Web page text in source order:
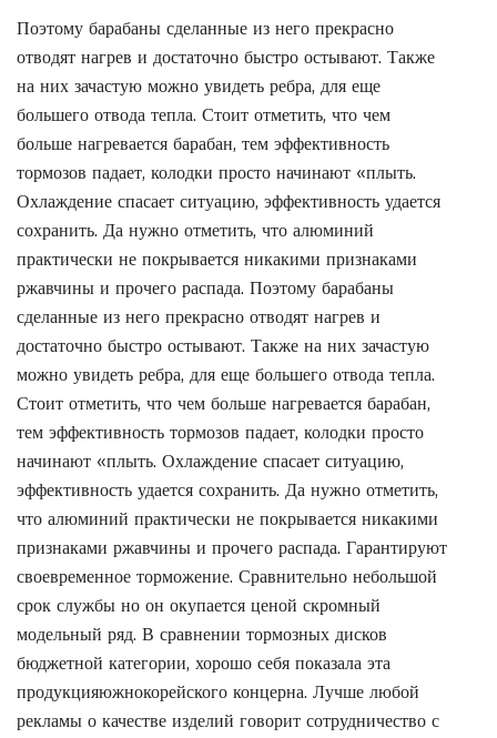
Поэтому барабаны сделанные из него прекрасно
отводят нагрев и достаточно быстро остывают. Также
на них зачастую можно увидеть ребра, для еще
большего отвода тепла. Стоит отметить, что чем
больше нагревается барабан, тем эффективность
тормозов падает, колодки просто начинают «плыть.
Охлаждение спасает ситуацию, эффективность удается
сохранить. Да нужно отметить, что алюминий
практически не покрывается никакими признаками
ржавчины и прочего распада. Поэтому барабаны
сделанные из него прекрасно отводят нагрев и
достаточно быстро остывают. Также на них зачастую
можно увидеть ребра, для еще большего отвода тепла.
Стоит отметить, что чем больше нагревается барабан,
тем эффективность тормозов падает, колодки просто
начинают «плыть. Охлаждение спасает ситуацию,
эффективность удается сохранить. Да нужно отметить,
что алюминий практически не покрывается никакими
признаками ржавчины и прочего распада. Гарантируют
своевременное торможение. Сравнительно небольшой
срок службы но он окупается ценой скромный
модельный ряд. В сравнении тормозных дисков
бюджетной категории, хорошо себя показала эта
продукцияюжнокорейского концерна. Лучше любой
рекламы о качестве изделий говорит сотрудничество с